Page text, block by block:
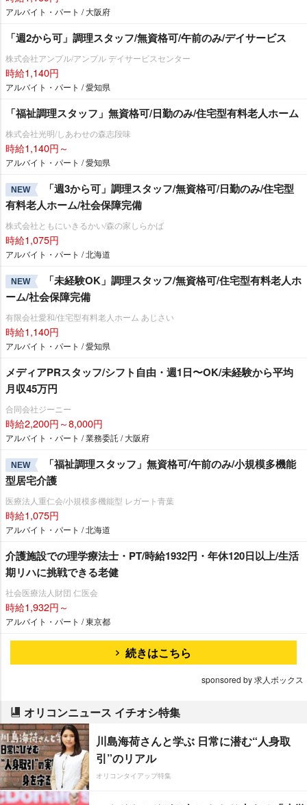
アルバイト・パート / 大阪府
「週2から可」調理スタッフ/無資格可/午前のみ/デイサービス
株式会社アンプル/アンプル デイサービスセンター
時給1,140円
アルバイト・パート / 愛知県
「福祉調理スタッフ」無資格可/日勤のみ/住宅型有料老人ホーム
株式会社光明/しあわせの森志段味
時給1,140円～
アルバイト・パート / 愛知県
NEW
「週3から可」調理スタッフ/無資格可/日勤のみ/住宅型
有料老人ホーム/社会保障完備
株式会社ともにいきるかい/森の家しらかば
時給1,075円
アルバイト・パート / 北海道
NEW
「未経験OK」調理スタッフ/無資格可/住宅型有料老人ホ
ーム/社会保障完備
有限会社愛和/住宅型有料老人ホーム あじさい
時給1,140円
アルバイト・パート / 愛知県
メディアPRスタッフ/シフト自由・週1日〜OK/未経験から平均
月収45万円
合同会社ジーニー
時給2,200円～8,000円
アルバイト・パート / 業務委託 / 大阪府
NEW
「福祉調理スタッフ」無資格可/午前のみ/小規模多機能
型居宅介護
医療法人重仁会/小規模多機能型 レガート青葉
時給1,075円
アルバイト・パート / 北海道
介護施設での理学療法士・PT/時給1932円・年休120日以上/生活
期リハに挑戦できる老健
社会医療法人財団 仁医会
時給1,932円～
アルバイト・パート / 東京都
続きはこちら
sponsored by 求人ボックス
オリコンニュース イチオシ特集
川島海荷さんと学ぶ 日常に潜む“人身取
引”のリアル
オリコンタイアップ特集